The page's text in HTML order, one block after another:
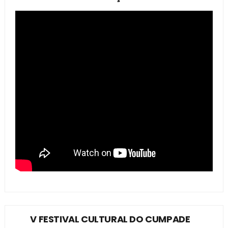
V FESTIVAL CULTURAL DO CUMPADE